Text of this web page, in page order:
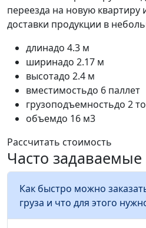
переезда на новую квартиру
доставки продукции в
длинадо 4.3 м
ширинадо 2.17 м
высотадо 2.4 м
вместимостьдо 6 паллет
грузоподъемностьдо 2
объемдо 16 м3
Рассчитать стоимость
Часто
Как быстро можно
груза и что для этого